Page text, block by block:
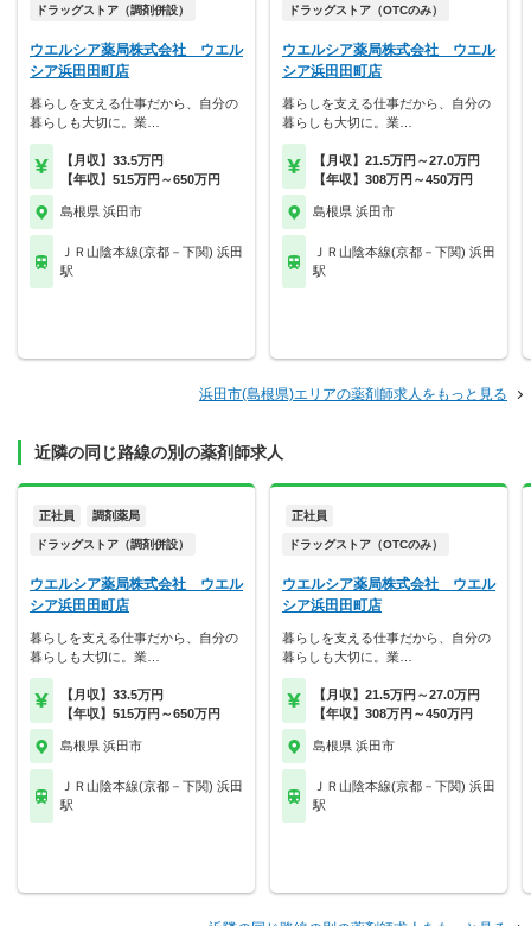
ドラッグストア（調剤併設）
ウエルシア薬局株式会社 ウエル
シア浜田田町店
暮らしを支える仕事だから、自分の
暮らしも大切に。業…
【月収】33.5万円
【年収】515万円～650万円
島根県 浜田市
ＪＲ山陰本線(京都－下関) 浜田
駅
ドラッグストア（OTCのみ）
ウエルシア薬局株式会社 ウエル
シア浜田田町店
暮らしを支える仕事だから、自分の
暮らしも大切に。業…
【月収】21.5万円～27.0万円
【年収】308万円～450万円
島根県 浜田市
ＪＲ山陰本線(京都－下関) 浜田
駅
浜田市(島根県)エリアの薬剤師求人をもっと見る
近隣の同じ路線の別の薬剤師求人
正社員 調剤薬局
ドラッグストア（調剤併設）
ウエルシア薬局株式会社 ウエル
シア浜田田町店
暮らしを支える仕事だから、自分の
暮らしも大切に。業…
【月収】33.5万円
【年収】515万円～650万円
島根県 浜田市
ＪＲ山陰本線(京都－下関) 浜田
駅
正社員
ドラッグストア（OTCのみ）
ウエルシア薬局株式会社 ウエル
シア浜田田町店
暮らしを支える仕事だから、自分の
暮らしも大切に。業…
【月収】21.5万円～27.0万円
【年収】308万円～450万円
島根県 浜田市
ＪＲ山陰本線(京都－下関) 浜田
駅